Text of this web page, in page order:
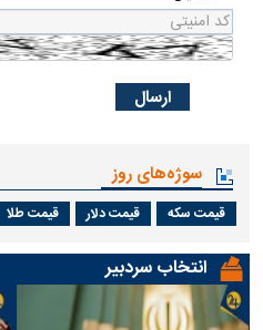
سوژه‌های روز
قیمت سکه قیمت دلار قیمت طلا
انتخاب سردبیر